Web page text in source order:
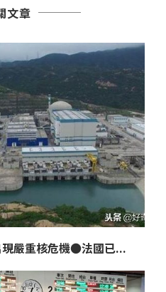
文章
現嚴重核危機●法國已...